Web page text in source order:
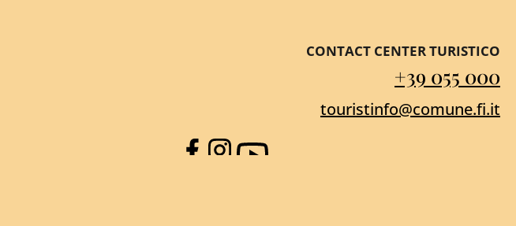
CONTACT CENTER TURISTICO
+39 055 000
touristinfo@comune.fi.it
Facebook
Instagram
YouTube